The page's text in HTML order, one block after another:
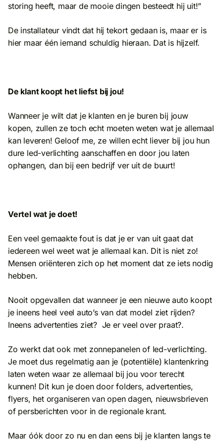
storing heeft, maar de mooie dingen besteedt hij uit!”
De installateur vindt dat hij tekort gedaan is, maar er is
hier maar één iemand schuldig hieraan. Dat is hijzelf.
De klant koopt het liefst bij jou!
Wanneer je wilt dat je klanten en je buren bij jouw
kopen, zullen ze toch echt moeten weten wat je allemaal
kan leveren! Geloof me, ze willen echt liever bij jou hun
dure led-verlichting aanschaffen en door jou laten
ophangen, dan bij een bedrijf ver uit de buurt!
Vertel wat je doet!
Een veel gemaakte fout is dat je er van uit gaat dat
iedereen wel weet wat je allemaal kan. Dit is niet zo!
Mensen oriënteren zich op het moment dat ze iets nodig
hebben.
Nooit opgevallen dat wanneer je een nieuwe auto koopt
je ineens heel veel auto’s van dat model ziet rijden?
Ineens advertenties ziet? Je er veel over praat?.
Zo werkt dat ook met zonnepanelen of led-verlichting.
Je moet dus regelmatig aan je (potentiële) klantenkring
laten weten waar ze allemaal bij jou voor terecht
kunnen! Dit kun je doen door folders, advertenties,
flyers, het organiseren van open dagen, nieuwsbrieven
of persberichten voor in de regionale krant.
Maar óók door zo nu en dan eens bij je klanten langs te